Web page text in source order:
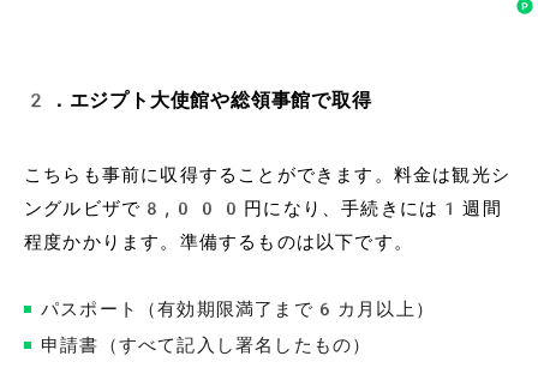
2．エジプト大使館や総領事館で取得
こちらも事前に収得することができます。料金は観光シ
ングルビザで8,000円になり、手続きには1週間
程度かかります。準備するものは以下です。
パスポート（有効期限満了まで6カ月以上）
申請書（すべて記入し署名したもの）